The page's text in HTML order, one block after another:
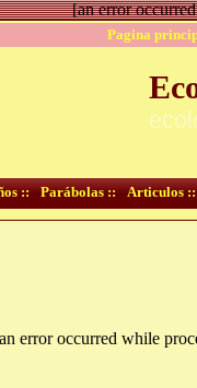
[an error
Pagina
:: Parábolas :: Articulos ::
error occurred while